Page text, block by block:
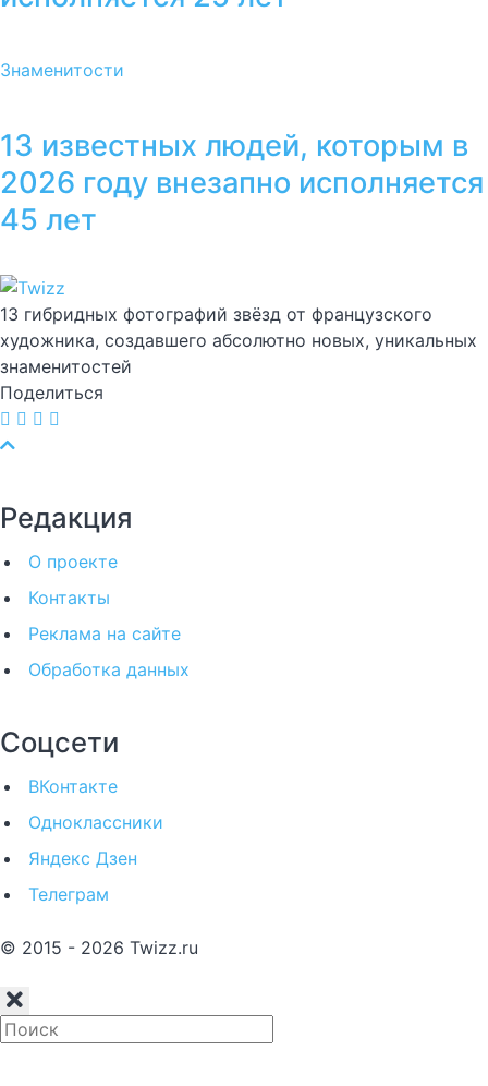
Знаменитости
13 известных людей, которым в
2026 году внезапно исполняется
45 лет
13 гибридных фотографий звёзд от французского
художника, создавшего абсолютно новых, уникальных
знаменитостей
Поделиться
Редакция
О проекте
Контакты
Реклама на сайте
Обработка данных
Соцсети
ВКонтакте
Одноклассники
Яндекс Дзен
Телеграм
© 2015 - 2026 Twizz.ru